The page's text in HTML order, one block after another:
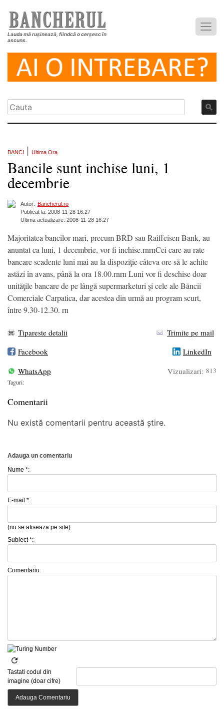
Lauda mă rușinează, fiindcă o cerșesc în
ascuns.
BANCI Ultima Ora
Bancile sunt inchise luni, 1
decembrie
Autor: Bancherul.ro
Publicat la: 2008-11-28 16:27
Ultima actualizare: 2008-11-28 16:27
Majoritatea bancilor mari, precum BRD sau Raiffeisen Bank, au
anuntat ca luni, 1 decembrie, vor fi inchise.rnrnCei care au rate
bancare scadente luni mai au la dispoziţie câteva ore să le achite
astăzi în avans, până la ora 18.00.rnrn Luni vor fi deschise doar
unităţile bancare de pe lângă supermarketuri şi cele ale Băncii
Comerciale Carpatica, dar acestea din urmă au program scurt,
între 9.30-12.30. rn
Tipareste detalii
Trimite pe mail
Facebook
LinkedIn
WhatsApp
Vizualizari: 813
Taguri:
Comentarii
Nu există comentarii pentru această știre.
Adauga un comentariu
Nume *:
E-mail *:
(nu se afiseaza pe site)
Subiect *:
Comentariu:
Tastati codul din
imagine (doar cifre)